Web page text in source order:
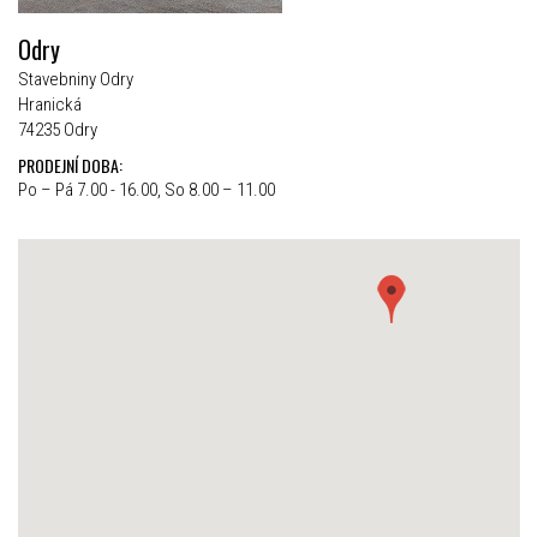
Odry
Stavebniny Odry
Hranická
74235 Odry
PRODEJNÍ DOBA:
Po – Pá 7.00 - 16.00, So 8.00 – 11.00